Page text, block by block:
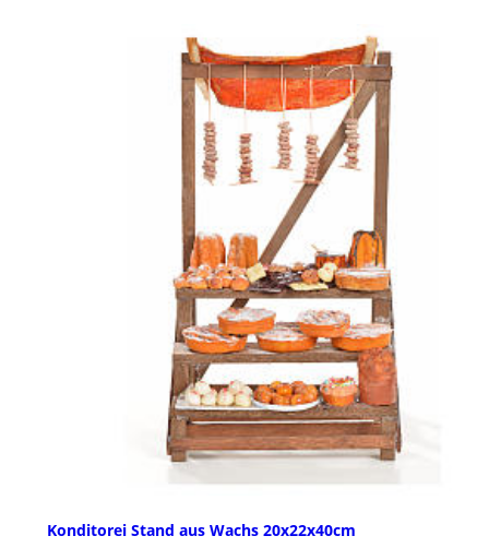
Konditorei Stand aus Wachs 20x22x40cm